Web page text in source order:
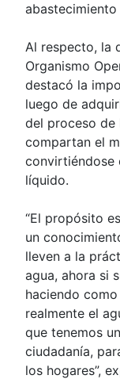
Al respecto, la
Organismo
destacó la
luego de
del proceso de
compartan el
convirtiéndose
líquido.
“El propósito
un
lleven a la
agua, ahora si
haciendo
realmente el
que tenemos
ciudadanía,
los hogares”,